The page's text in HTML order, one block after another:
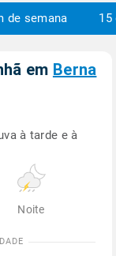
de semana 15
em Berna
à tarde e à
Noite